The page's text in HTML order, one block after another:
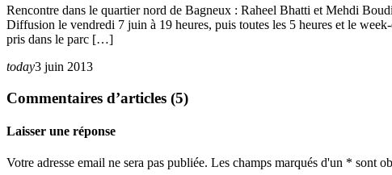
Rencontre dans le quartier nord de Bagneux : Raheel Bhatti et Mehdi
Diffusion le vendredi 7 juin à 19 heures, puis toutes les 5 heures et le
pris dans le parc […]
today3 juin 2013
Commentaires d’articles (5)
Laisser une réponse
Votre adresse email ne sera pas publiée. Les champs marqués d'un * sont